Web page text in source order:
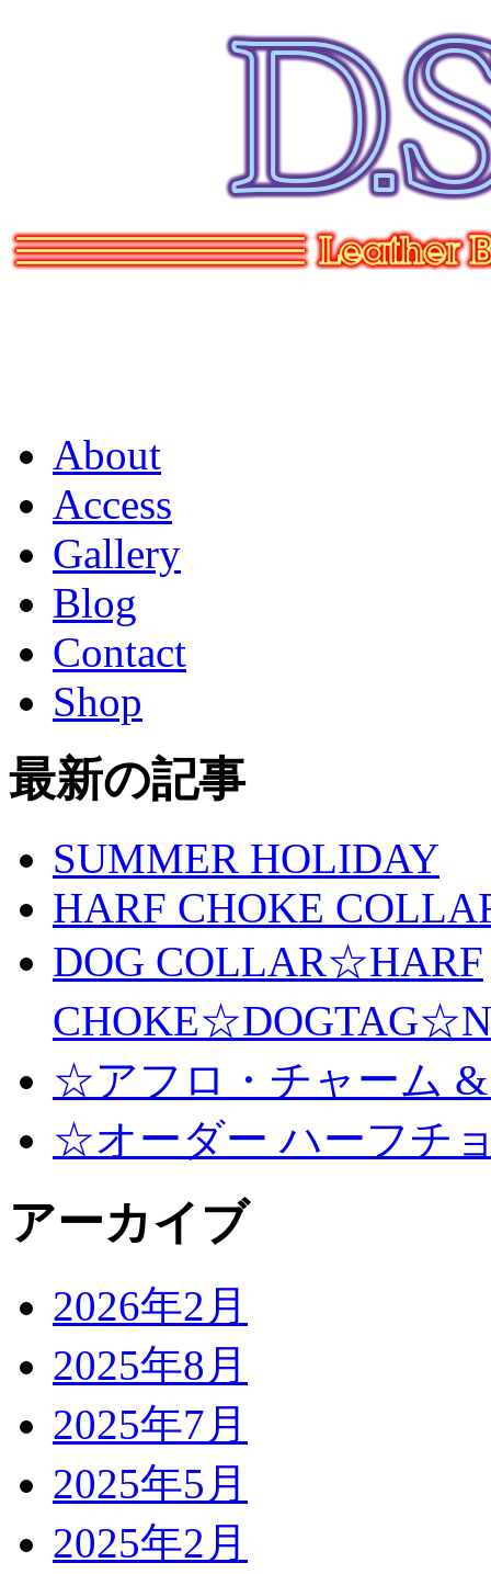
About
Access
Gallery
Blog
Contact
Shop
最新の記事
SUMMER HOLIDAY
HARF CHOKE
DOG COLLAR☆HARF
☆アフロ・チャーム
☆オーダー ハーフチ
アーカイブ
2026年2月
2025年8月
2025年7月
2025年5月
2025年2月